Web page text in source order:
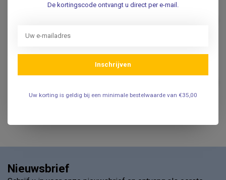
Welch Allyn Welch Allyn /
electrode - 10 stuks
Krokodillenbekjes voor TAB
Nieuwsbrief
De kortingscode ontvangt u direct per e-mail.
Inschrijven
Uw korting is geldig bij een minimale bestelwaarde van €35,00